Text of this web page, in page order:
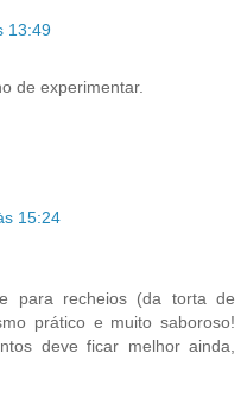
13:49
de experimentar.
15:24
para recheios (da torta de
prático e muito saboroso!
deve ficar melhor ainda,